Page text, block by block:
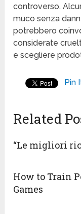
controverso.
muco senza
potrebbero
considerate
e scegliere
Pin
Related
“Le migliori
How to Train
Games